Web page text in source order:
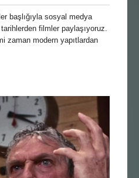
başlığıyla sosyal medya
filmler paylaşıyoruz.
zaman modern yapıtlardan